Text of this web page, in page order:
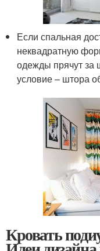
Если спальная
неквадратную
одежды прячут за
условие – штора
Кровать